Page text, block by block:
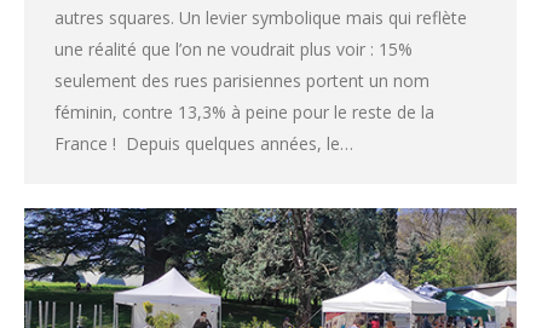
autres squares. Un levier symbolique mais qui reflète
une réalité que l’on ne voudrait plus voir : 15%
seulement des rues parisiennes portent un nom
féminin, contre 13,3% à peine pour le reste de la
France ! Depuis quelques années, le…